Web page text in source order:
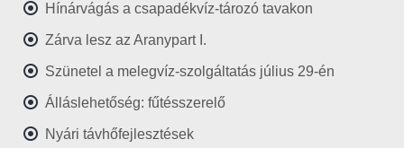
Hínárvágás a csapadékvíz-tározó tavakon
Zárva lesz az Aranypart I.
Szünetel a melegvíz-szolgáltatás július 29-én
Álláslehetőség: fűtésszerelő
Nyári távhőfejlesztések